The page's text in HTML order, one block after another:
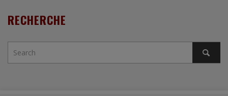
RECHERCHE